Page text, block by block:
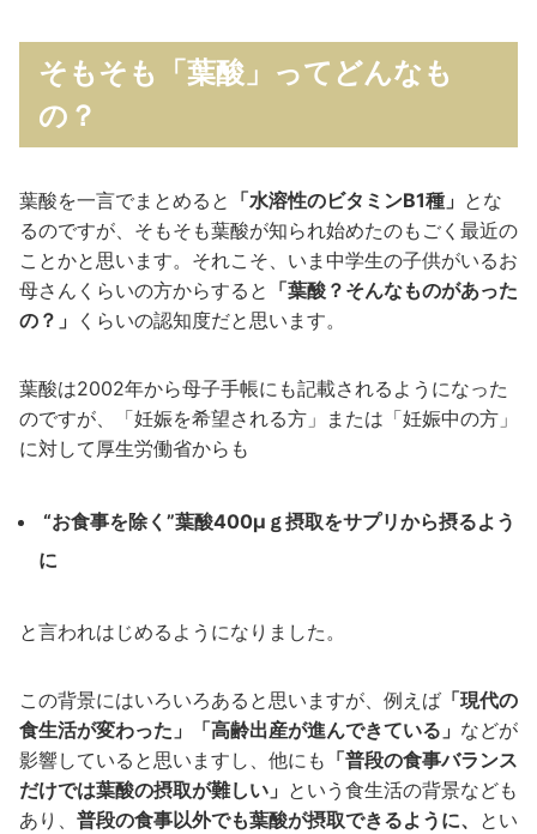
そもそも「葉酸」ってどんなも
の？
葉酸を一言でまとめると 「水溶性のビタミンB1種」 とな
るのですが、そもそも葉酸が知られ始めたのもごく最近の
ことかと思います。それこそ、いま中学生の子供がいるお
母さんくらいの方からすると 「葉酸？そんなものがあった
の？」
くらいの認知度だと思います。
葉酸は2002年から母子手帳にも記載されるようになった
のですが、「妊娠を希望される方」または「妊娠中の方」
に対して厚生労働省からも
“お食事を除く”葉酸400μｇ摂取をサプリから摂るよう
に
と言われはじめるようになりました。
この背景にはいろいろあると思いますが、例えば 「現代の
食生活が変わった」「高齢出産が進んできている」 などが
影響していると思いますし、他にも 「普段の食事バランス
だけでは葉酸の摂取が難しい」 という食生活の背景なども
あり、 普段の食事以外でも葉酸が摂取できるように、 とい